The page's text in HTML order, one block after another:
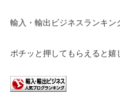
輸入・輸出ビジネスランキン
ポチッと押してもらえると嬉